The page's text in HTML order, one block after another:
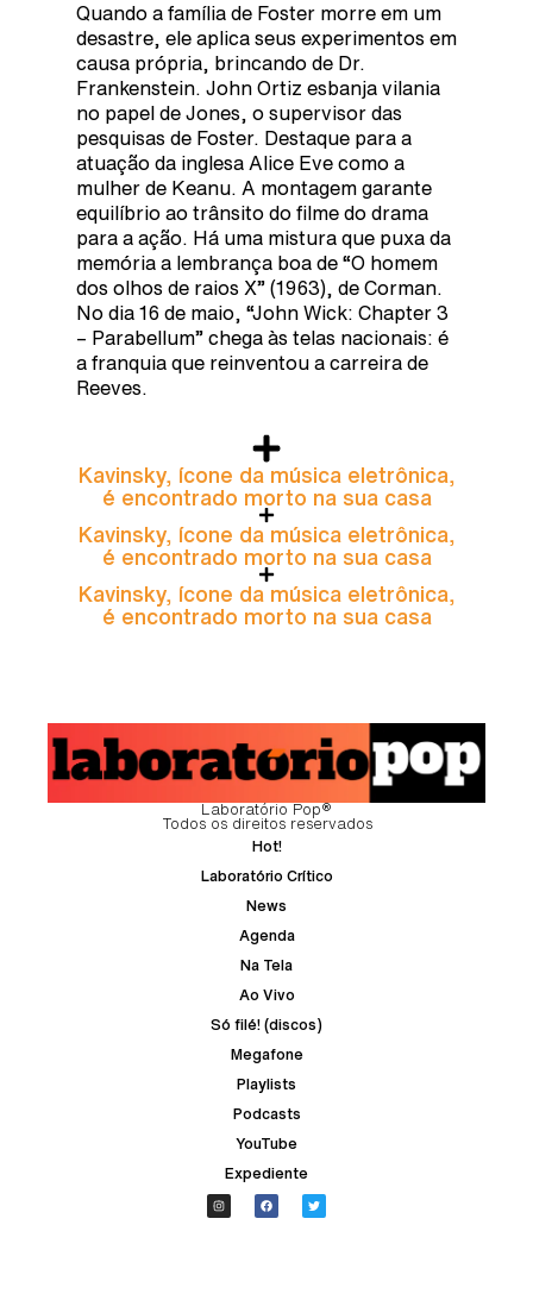
Quando a família de Foster morre em um
desastre, ele aplica seus experimentos em
causa própria, brincando de Dr.
Frankenstein. John Ortiz esbanja vilania
no papel de Jones, o supervisor das
pesquisas de Foster. Destaque para a
atuação da inglesa Alice Eve como a
mulher de Keanu. A montagem garante
equilíbrio ao trânsito do filme do drama
para a ação. Há uma mistura que puxa da
memória a lembrança boa de “O homem
dos olhos de raios X” (1963), de Corman.
No dia 16 de maio, “John Wick: Chapter 3
– Parabellum” chega às telas nacionais: é
a franquia que reinventou a carreira de
Reeves.
Kavinsky, ícone da música eletrônica,
é encontrado morto na sua casa
Kavinsky, ícone da música eletrônica,
é encontrado morto na sua casa
Kavinsky, ícone da música eletrônica,
é encontrado morto na sua casa
Laboratório Pop®
Todos os direitos reservados
Hot!
Laboratório Crítico
News
Agenda
Na Tela
Ao Vivo
Só filé! (discos)
Megafone
Playlists
Podcasts
YouTube
Expediente